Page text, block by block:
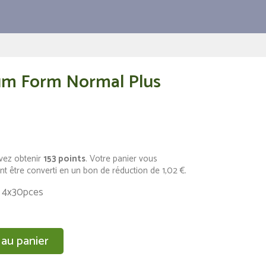
Form Normal Plus
obtenir153 points. Votre panier vous
être converti en un bon de réduction de1,02 €.
panier